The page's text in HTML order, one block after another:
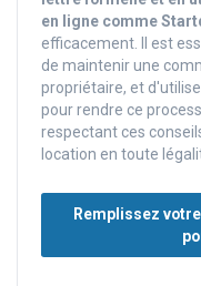
en ligne comme
efficacement. Il est
de maintenir une
propriétaire, et
pour rendre ce
respectant ces
location en toute
Remplissez